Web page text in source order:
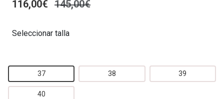
116,00€ 145,00€
Seleccionar talla
37 38 39
40